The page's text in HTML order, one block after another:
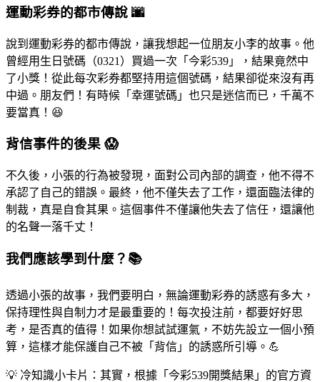
運動彩券的都市傳說 🌆
說到運動彩券的都市傳說，讓我想起一位朋友小李的故事。他
曾經用生日號碼（0321）買過一次「今彩539」，結果竟然中
了小獎！從此每次彩券都堅持用這個號碼，結果卻從來沒有再
中過。朋友們！有時候「幸運號碼」也只是迷信而已，千萬不
要當真！😆
背信事件的後果 😱
不久後，小張的行為被發現，面對公司內部的調查，他不得不
承認了自己的錯誤。最終，他不僅失去了工作，還面臨法律的
制裁，真是自食其果。這個事件不僅讓他失去了信任，還讓他
的名聲一落千丈！
我們應該學到什麼？📚
透過小張的故事，我們要明白，無論運動彩券的誘惑有多大，
保持理性與自制力才是最重要的！每次投注前，都要好好思
考，是否真的值得！如果你想試試運氣，不妨先設立一個小預
算，這樣才能保護自己不被「背信」的誘惑所引導。💪
💡 冷知識小卡片：其實，根據「今彩539開獎結果」的官方資